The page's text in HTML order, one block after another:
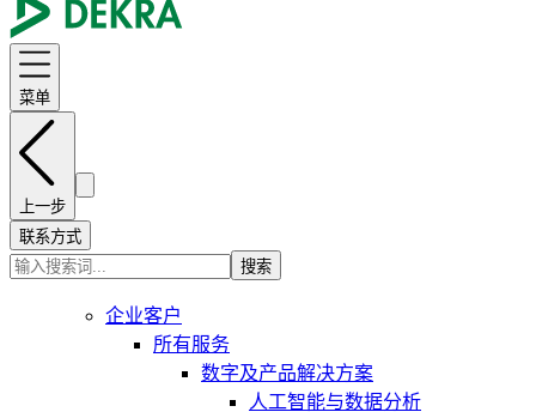
菜单
上一步
联系方式
搜索
企业客户
所有服务
数字及产品解决方案
人工智能与数据分析